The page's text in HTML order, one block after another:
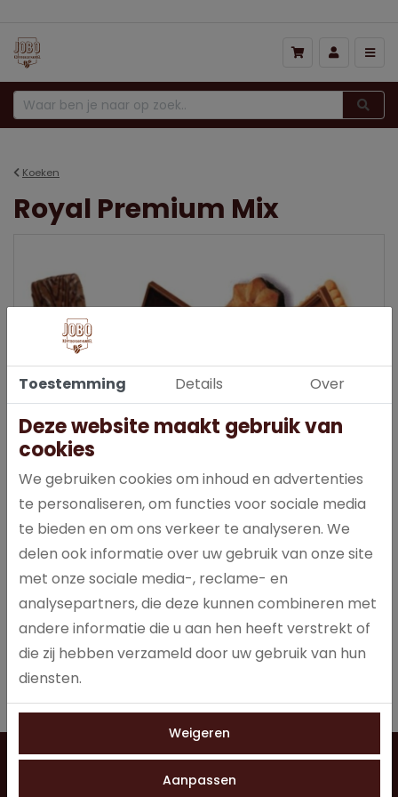
Koeken
Royal Premium Mix
150 stuks
Per stuk verpakt
Specificaties
Artikelnummer 1031
Toestemming Details Over
Deze website maakt gebruik van
cookies
We gebruiken cookies om inhoud en advertenties
te personaliseren, om functies voor sociale media
te bieden en om ons verkeer te analyseren. We
delen ook informatie over uw gebruik van onze site
met onze sociale media-, reclame- en
analysepartners, die deze kunnen combineren met
andere informatie die u aan hen heeft verstrekt of
die zij hebben verzameld door uw gebruik van hun
diensten.
Weigeren
Aanpassen